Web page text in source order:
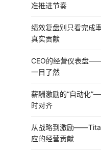
准推进节奏
绩效复盘别只看完成
真实贡献
CEO的经营仪表盘
一目了然
薪酬激励的“自动化
时对齐
从战略到激励——Tita
应的经营贡献